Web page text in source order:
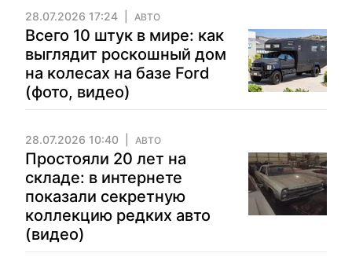
28.07.2026 17:24 АВТО
Всего 10 штук в мире: как
выглядит роскошный дом
на колесах на базе Ford
(фото, видео)
28.07.2026 10:40 АВТО
Простояли 20 лет на
складе: в интернете
показали секретную
коллекцию редких авто
(видео)